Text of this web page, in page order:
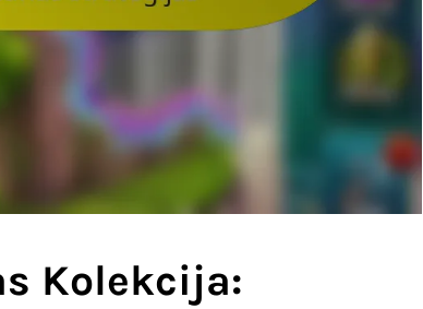
Kolekcija: